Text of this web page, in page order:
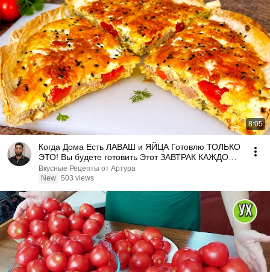
8:05
Когда Дома Есть ЛАВАШ и ЯЙЦА Готовлю ТОЛЬКО
ЭТО! Вы будете готовить Этот ЗАВТРАК КАЖДОЕ
УТРО!
Вкусные Рецепты от Артура
New 503 views